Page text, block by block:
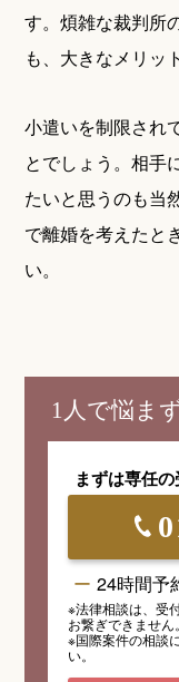
す。煩雑な裁判所
も、大きなメリッ
小遣いを制限され
とでしょう。相手
たいと思うのも当
で離婚を考えたと
い。
1人で悩ま
まずは専任
24時間予
※法律相談は、受
お繋ぎできません。
※国際案件の相談
い。